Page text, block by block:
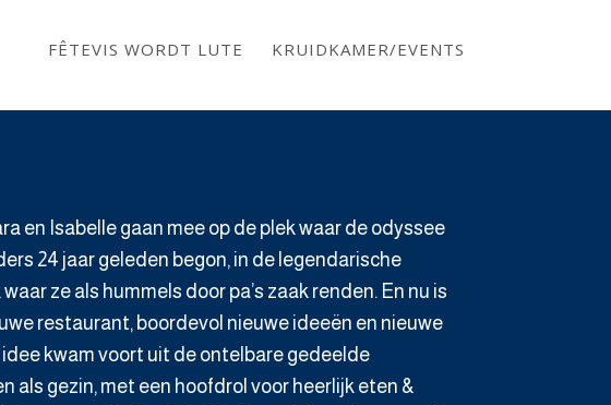
FÊTEVIS WORDT LUTE KRUIDKAMER/EVENTS
en Isabelle gaan mee op de plek waar de odyssee
24 jaar geleden begon, in de legendarische
ze als hummels door pa’s zaak renden. En nu is
restaurant, boordevol nieuwe ideeën en nieuwe
idee kwam voort uit de ontelbare gedeelde
als gezin, met een hoofdrol voor heerlijk eten &